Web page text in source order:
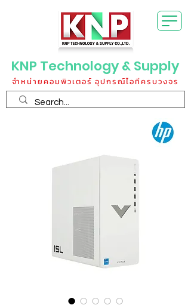
KNP Technology & Supply
จำหน่ายคอมพิวเตอร์ อุปกรณ์ไอทีครบวงจร